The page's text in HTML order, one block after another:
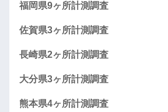
福岡県9ヶ所計測調査
佐賀県3ヶ所計測調査
長崎県2ヶ所計測調査
大分県3ヶ所計測調査
熊本県4ヶ所計測調査